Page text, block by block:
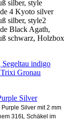
Silver
Silver mit 2 mm
316L Schäkel im